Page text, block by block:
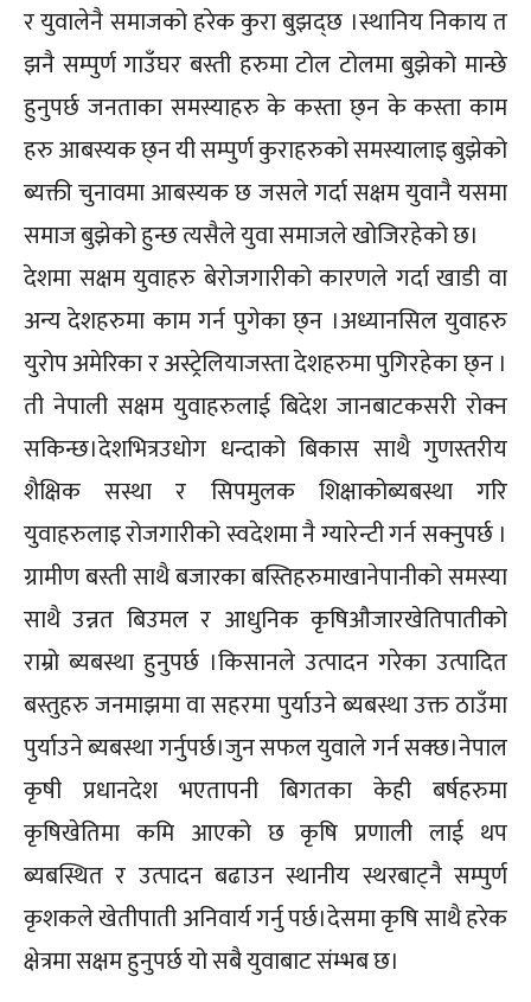
र युवालेनै समाजको हरेक कुरा बुझद्छ ।स्थानिय निकाय त
झनै सम्पुर्ण गाउँघर बस्ती हरुमा टोल टोलमा बुझेको मान्छे
हुनुपर्छ जनताका समस्याहरु के कस्ता छ्न के कस्ता काम
हरु आबस्यक छ्न यी सम्पुर्ण कुराहरुको समस्यालाइ बुझेको
ब्यक्ती चुनावमा आबस्यक छ जसले गर्दा सक्षम युवानै यसमा
समाज बुझेको हुन्छ त्यसैले युवा समाजले खोजिरहेको छ।
देशमा सक्षम युवाहरु बेरोजगारीको कारणले गर्दा खाडी वा
अन्य देशहरुमा काम गर्न पुगेका छ्न ।अध्यानसिल युवाहरु
युरोप अमेरिका र अस्ट्रेलियाजस्ता देशहरुमा पुगिरहेका छ्न ।
ती नेपाली सक्षम युवाहरुलाई बिदेश जानबाटकसरी रोक्न
सकिन्छ।देशभित्रउधोग धन्दाको बिकास साथै गुणस्तरीय
शैक्षिक सस्था र सिपमुलक शिक्षाकोब्यबस्था गरि
युवाहरुलाइ रोजगारीको स्वदेशमा नै ग्यारेन्टी गर्न सक्नुपर्छ ।
ग्रामीण बस्ती साथै बजारका बस्तिहरुमाखानेपानीको समस्या
साथै उन्नत बिउमल र आधुनिक कृषिऔजारखेतिपातीको
राम्रो ब्यबस्था हुनुपर्छ ।किसानले उत्पादन गरेका उत्पादित
बस्तुहरु जनमाझमा वा सहरमा पुर्याउने ब्यबस्था उक्त ठाउँमा
पुर्याउने ब्यबस्था गर्नुपर्छ।जुन सफल युवाले गर्न सक्छ।नेपाल
कृषी प्रधानदेश भएतापनी बिगतका केही बर्षहरुमा
कृषिखेतिमा कमि आएको छ कृषि प्रणाली लाई थप
ब्यबस्थित र उत्पादन बढाउन स्थानीय स्थरबाट्नै सम्पुर्ण
कृशकले खेतीपाती अनिवार्य गर्नु पर्छ।देसमा कृषि साथै हरेक
क्षेत्रमा सक्षम हुनुपर्छ यो सबै युवाबाट संम्भब छ।